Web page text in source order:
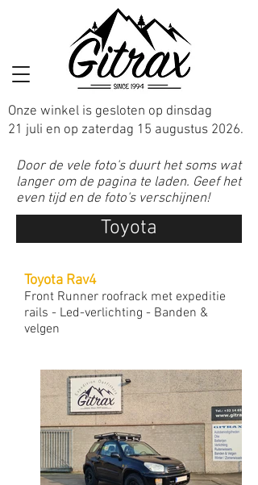
Onze winkel is gesloten op dinsdag
21 juli en op zaterdag 15 augustus 2026.
Door de vele foto's duurt het soms wat
langer om de pagina te laden. Geef het
even tijd en de foto's verschijnen!
Toyota
Toyota Rav4
Front Runner roofrack met expeditie
rails - Led-verlichting - Banden &
velgen